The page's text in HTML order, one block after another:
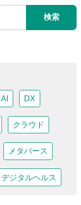
検索
AI DX
クラウド
メタバース
デジタルヘルス